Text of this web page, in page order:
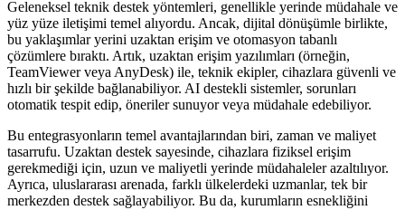
Geleneksel teknik destek yöntemleri, genellikle yerinde müdahale ve
yüz yüze iletişimi temel alıyordu. Ancak, dijital dönüşümle birlikte,
bu yaklaşımlar yerini uzaktan erişim ve otomasyon tabanlı
çözümlere bıraktı. Artık, uzaktan erişim yazılımları (örneğin,
TeamViewer veya AnyDesk) ile, teknik ekipler, cihazlara güvenli ve
hızlı bir şekilde bağlanabiliyor. AI destekli sistemler, sorunları
otomatik tespit edip, öneriler sunuyor veya müdahale edebiliyor.
Bu entegrasyonların temel avantajlarından biri, zaman ve maliyet
tasarrufu. Uzaktan destek sayesinde, cihazlara fiziksel erişim
gerekmediği için, uzun ve maliyetli yerinde müdahaleler azaltılıyor.
Ayrıca, uluslararası arenada, farklı ülkelerdeki uzmanlar, tek bir
merkezden destek sağlayabiliyor. Bu da, kurumların esnekliğini